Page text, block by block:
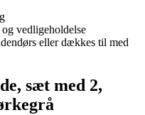
vedligeholdelse
eller dækkes til med
sæt med 2,